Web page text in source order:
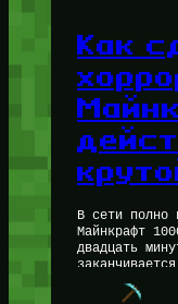
Как
В сети полно
Майнкрафт
двадцать
факту это не